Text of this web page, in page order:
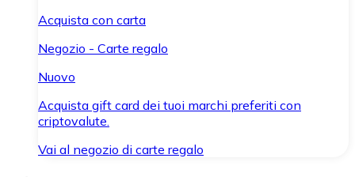
Acquista con carta
Negozio - Carte regalo
Nuovo
Acquista gift card dei tuoi marchi preferiti con
criptovalute.
Vai al negozio di carte regalo